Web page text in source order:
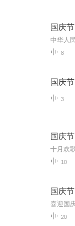
国庆节
8
国庆节
3
国庆节
10
国庆节
20